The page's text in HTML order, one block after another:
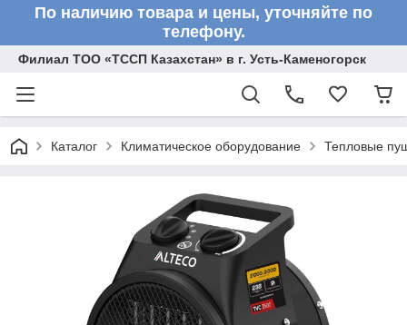
По наличию товара и цены, уточняйте по
телефону.
Филиал ТОО «ТССП Казахстан» в г. Усть-Каменогорск
Каталог Климатическое оборудование Тепловые